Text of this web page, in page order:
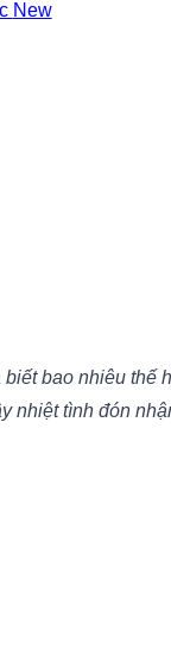
bao nhiêu thế
nhiệt tình đón